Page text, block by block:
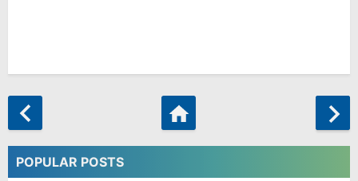
POPULAR POSTS